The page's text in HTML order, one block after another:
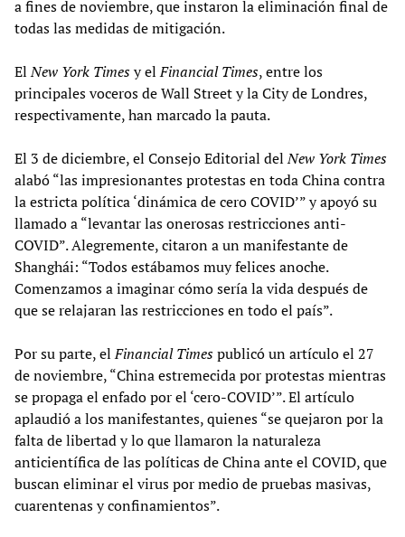
a fines de noviembre, que instaron la eliminación final de
todas las medidas de mitigación.
ElNew York Timesy elFinancial Times, entre los
principales voceros de Wall Street y la City de Londres,
respectivamente, han marcado la pauta.
El 3 de diciembre, el Consejo Editorial delNew York Times
alabó “las impresionantes protestas en toda China contra
la estricta política ‘dinámica de cero COVID’” y apoyó su
llamado a “levantar las onerosas restricciones anti-
COVID”. Alegremente, citaron a un manifestante de
Shanghái: “Todos estábamos muy felices anoche.
Comenzamos a imaginar cómo sería la vida después de
que se relajaran las restricciones en todo el país”.
Por su parte, elFinancial Timespublicó un artículo el 27
de noviembre, “China estremecida por protestas mientras
se propaga el enfado por el ‘cero-COVID’”. El artículo
aplaudió a los manifestantes, quienes “se quejaron por la
falta de libertad y lo que llamaron la naturaleza
anticientífica de las políticas de China ante el COVID, que
buscan eliminar el virus por medio de pruebas masivas,
cuarentenas y confinamientos”.